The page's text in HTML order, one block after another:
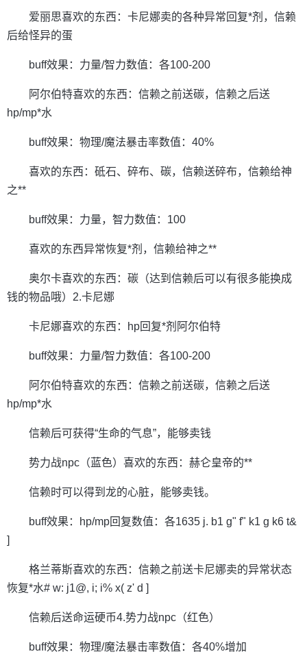
爱丽思喜欢的东西：卡尼娜卖的各种异常回复*剂，信赖
后给怪异的蛋
buff效果：力量/智力数值：各100-200
阿尔伯特喜欢的东西：信赖之前送碳，信赖之后送
hp/mp*水
buff效果：物理/魔法暴击率数值：40%
喜欢的东西：砥石、碎布、碳，信赖送碎布，信赖给神
之**
buff效果：力量，智力数值：100
喜欢的东西异常恢复*剂，信赖给神之**
奥尔卡喜欢的东西：碳（达到信赖后可以有很多能换成
钱的物品哦）2.卡尼娜
卡尼娜喜欢的东西：hp回复*剂阿尔伯特
buff效果：力量/智力数值：各100-200
阿尔伯特喜欢的东西：信赖之前送碳，信赖之后送
hp/mp*水
信赖后可获得“生命的气息”，能够卖钱
势力战npc（蓝色）喜欢的东西：赫仑皇帝的**
信赖时可以得到龙的心脏，能够卖钱。
buff效果：hp/mp回复数值：各1635 j. b1 g" f" k1 g k6 t&
]
格兰蒂斯喜欢的东西：信赖之前送卡尼娜卖的异常状态
恢复*水# w: j1@, i; i% x( z' d ]
信赖后送命运硬币4.势力战npc（红色）
buff效果：物理/魔法暴击率数值：各40%增加